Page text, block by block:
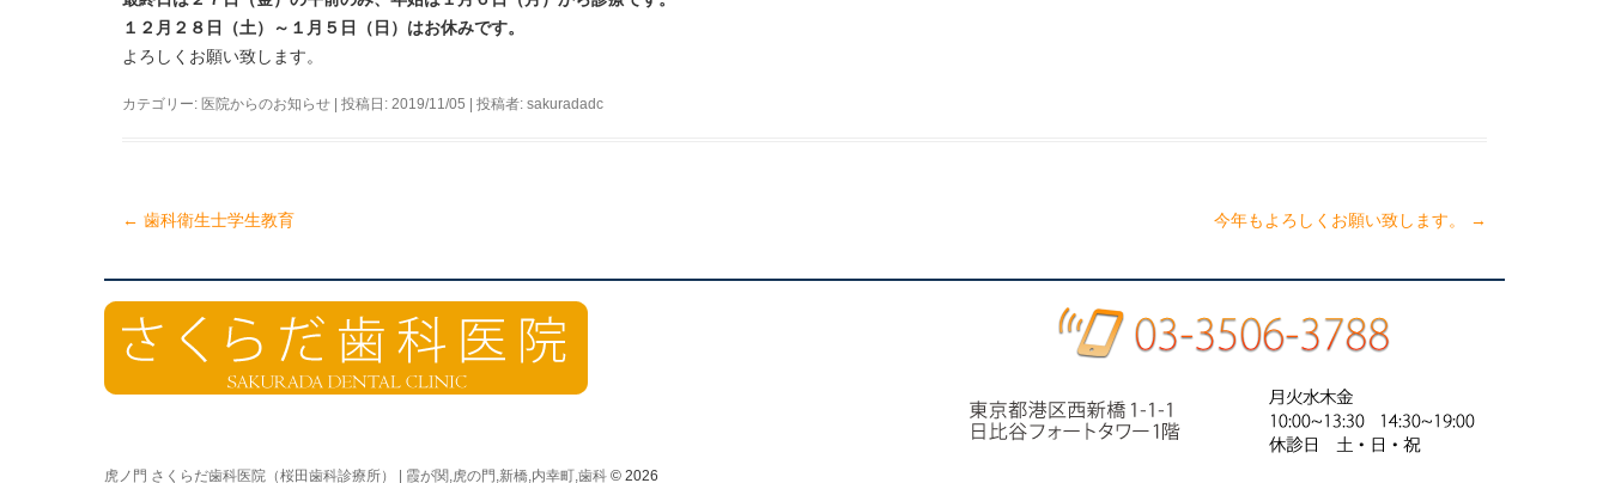
１２月２８日（土）～１月５日（日）はお休みです。
よろしくお願い致します。
カテゴリー: 医院からのお知らせ | 投稿日: 2019/11/05 | 投稿者: sakuradadc
稿
ナ
ビ
ゲ
ー
← 歯科衛生士学生教育 今年もよろしくお願い致します。 →
虎ノ門 さくらだ歯科医院（桜田歯科診療所） | 霞が関,虎の門,新橋,内幸町,歯科 © 2026